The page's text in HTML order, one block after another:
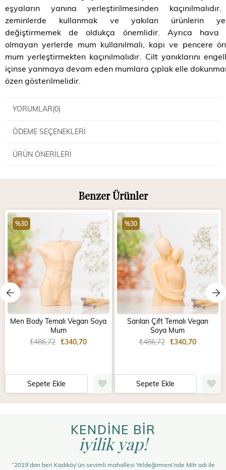
eşyaların yanına yerleştirilmesinden
zeminlerde kullanmak ve yakılan ürünlerin
değiştirmemek de oldukça önemlidir. Ayrıca hava
olmayan yerlerde mum kullanılmalı, kapı ve pencere
mum yerleştirmekten kaçınılmalıdır. Cilt yanıklarını
içinse yanmaya devam eden mumlara çıplak elle
özen gösterilmelidir.
YORUMLAR(0)
ÖDEME SEÇENEKLERI
ÜRÜN ÖNERILERI
Benzer Ürünler
Men Body Temalı Vegan Soya
Mum
₺340,70
₺486,72
Sepete Ekle
%30
Sarılan Çift Temalı Vegan
Soya Mum
₺340,70
₺486,72
Sepete Ekle
%30
KENDİNE BİR
iyilik yap!
“2019’dan beri Kadıköy’ün sevimli mahallesi Yeldeğirmeni’nde Mitr adı ile